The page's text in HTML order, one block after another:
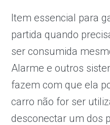
Item essencial para
partida quando
ser consumida
Alarme e outros
fazem com que ela
carro não for ser
desconectar um dos